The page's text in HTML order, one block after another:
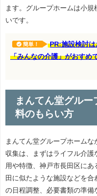
ます。グループホームは小
いです。
簡単！
PR:施設検討
「みんなの介護」がおすめ
まんてん堂グル
料のもらい方
まんてん堂グループホーム
収集は、まずはライフル介
用や特徴、神戸市長田区に
田に似たような施設などを
の日程調整、必要書類の準